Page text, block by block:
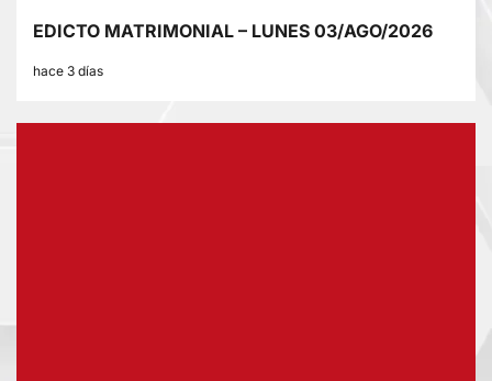
EDICTO MATRIMONIAL – LUNES 03/AGO/2026
hace 3 días